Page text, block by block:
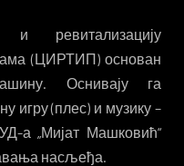
ревитализацију
(ЦИРТИП) основан
Оснивају га
игру (плес) и музику –
а „Мијат Машковић“
насљеђа.